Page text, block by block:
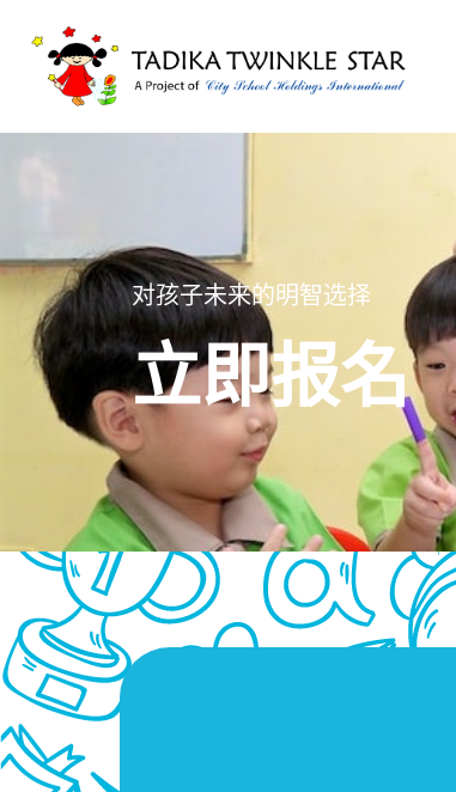
对孩子未来的明智选择
立即报名